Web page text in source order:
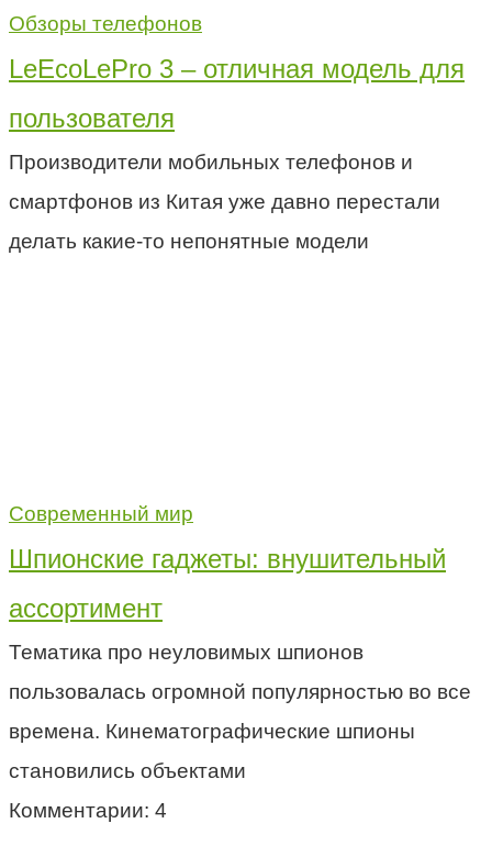
Обзоры телефонов
LeEcoLePro 3 – отличная модель для
пользователя
Производители мобильных телефонов и
смартфонов из Китая уже давно перестали
делать какие-то непонятные модели
Современный мир
Шпионские гаджеты: внушительный
ассортимент
Тематика про неуловимых шпионов
пользовалась огромной популярностью во все
времена. Кинематографические шпионы
становились объектами
Комментарии: 4